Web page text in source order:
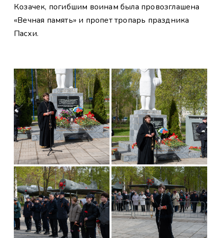
Козачек, погибшим воинам была провозглашена
«Вечная память» и пропет тропарь праздника
Пасхи.